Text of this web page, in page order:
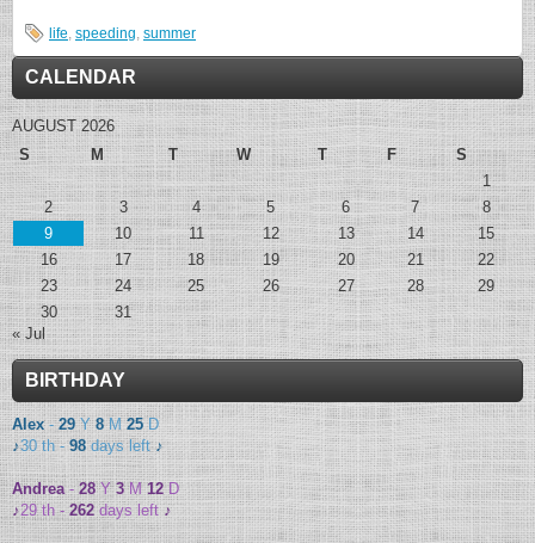
life, speeding, summer
CALENDAR
AUGUST 2026
S
M T W T F
S
1
2
3 4 5 6 7
8
9
10 11 12 13 14
15
16
17 18 19 20 21
22
23
24 25 26 27 28
29
30
31
« Jul
BIRTHDAY
Alex-29Y8M25D
♪30 th -98days left♪
Andrea- 28Y3M12D
♪29 th -262 days left♪